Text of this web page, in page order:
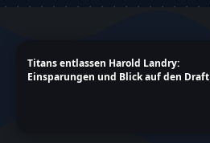
Titans entlassen Harold Landry:
Einsparungen und Blick auf den Draft